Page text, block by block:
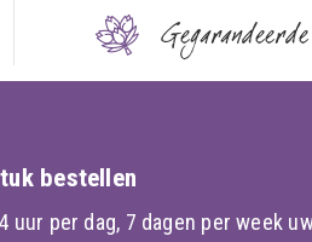
bestellen
uur per dag, 7 dagen per week